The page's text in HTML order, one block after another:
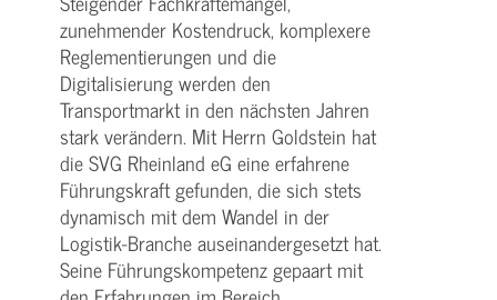
zunehmender Kostendruck, komplexere
Reglementierungen und die
Digitalisierung werden den
Transportmarkt in den nächsten Jahren
stark verändern. Mit Herrn Goldstein hat
die SVG Rheinland eG eine erfahrene
Führungskraft gefunden, die sich stets
dynamisch mit dem Wandel in der
Logistik-Branche auseinandergesetzt hat.
Seine Führungskompetenz gepaart mit